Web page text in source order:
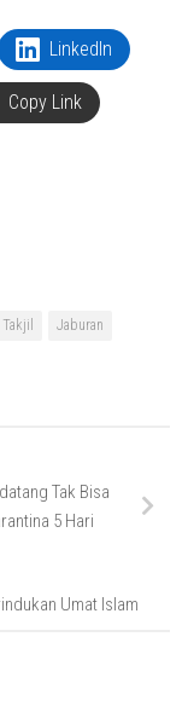
LinkedIn
Copy Link
Jaburan
Tak Bisa
5 Hari
Umat Islam